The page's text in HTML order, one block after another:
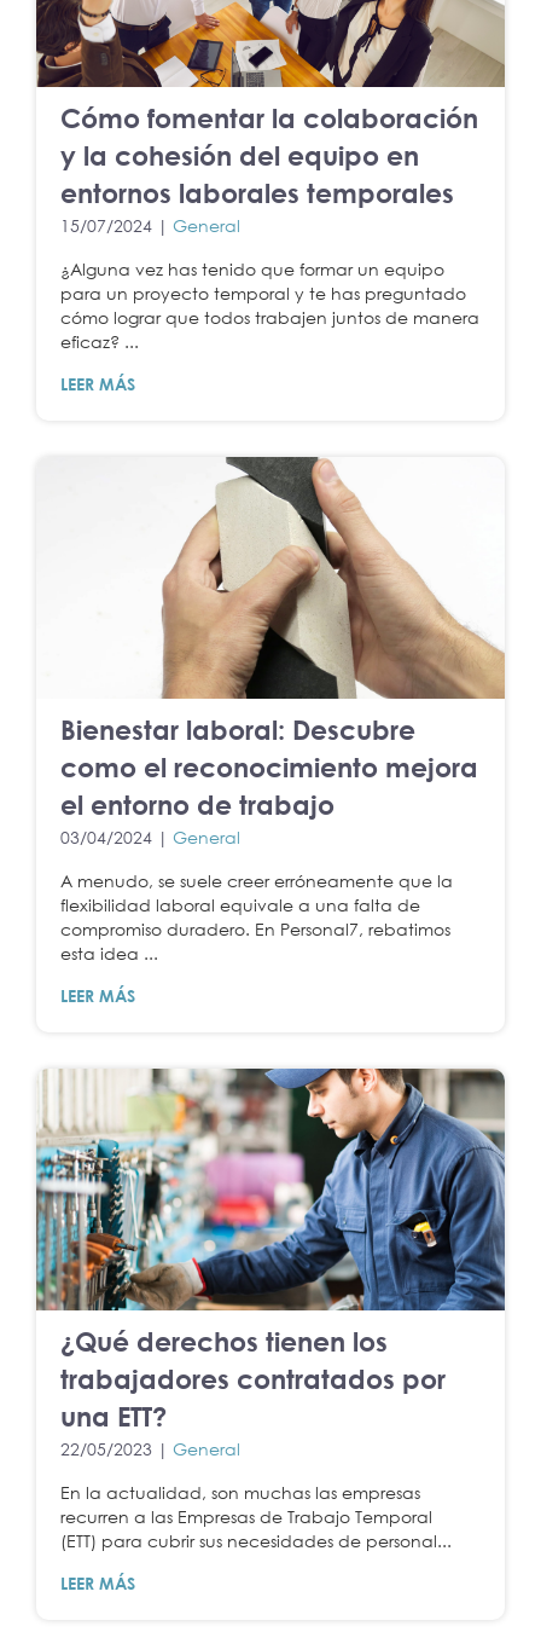
Cómo fomentar la colaboración
y la cohesión del equipo en
entornos laborales temporales
15/07/2024 | General
¿Alguna vez has tenido que formar un equipo
para un proyecto temporal y te has preguntado
cómo lograr que todos trabajen juntos de manera
eficaz? ...
LEER MÁS
Bienestar laboral: Descubre
como el reconocimiento mejora
el entorno de trabajo
03/04/2024 | General
A menudo, se suele creer erróneamente que la
flexibilidad laboral equivale a una falta de
compromiso duradero. En Personal7, rebatimos
esta idea ...
LEER MÁS
¿Qué derechos tienen los
trabajadores contratados por
una ETT?
22/05/2023 | General
En la actualidad, son muchas las empresas
recurren a las Empresas de Trabajo Temporal
(ETT) para cubrir sus necesidades de personal...
LEER MÁS